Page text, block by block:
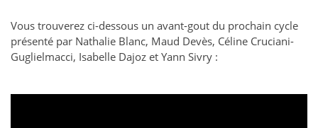
Vous trouverez ci-dessous un avant-gout du prochain cycle
présenté par Nathalie Blanc, Maud Devès, Céline Cruciani-
Guglielmacci, Isabelle Dajoz et Yann Sivry :